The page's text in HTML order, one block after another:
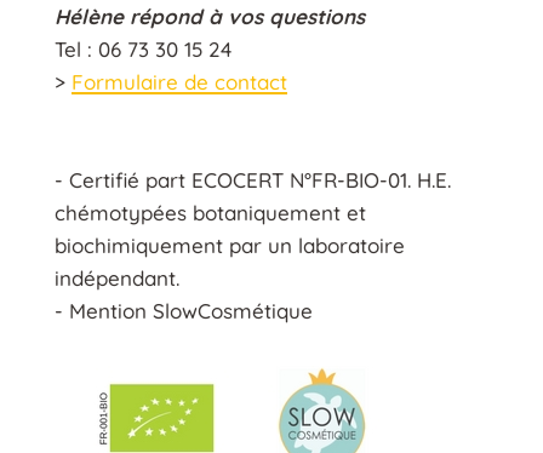
Hélène répond à vos questions
Tel : 06 73 30 15 24
> Formulaire de contact
- Certifié part ECOCERT N°FR-BIO-01. H.E.
chémotypées botaniquement et
biochimiquement par un laboratoire
indépendant.
- Mention SlowCosmétique